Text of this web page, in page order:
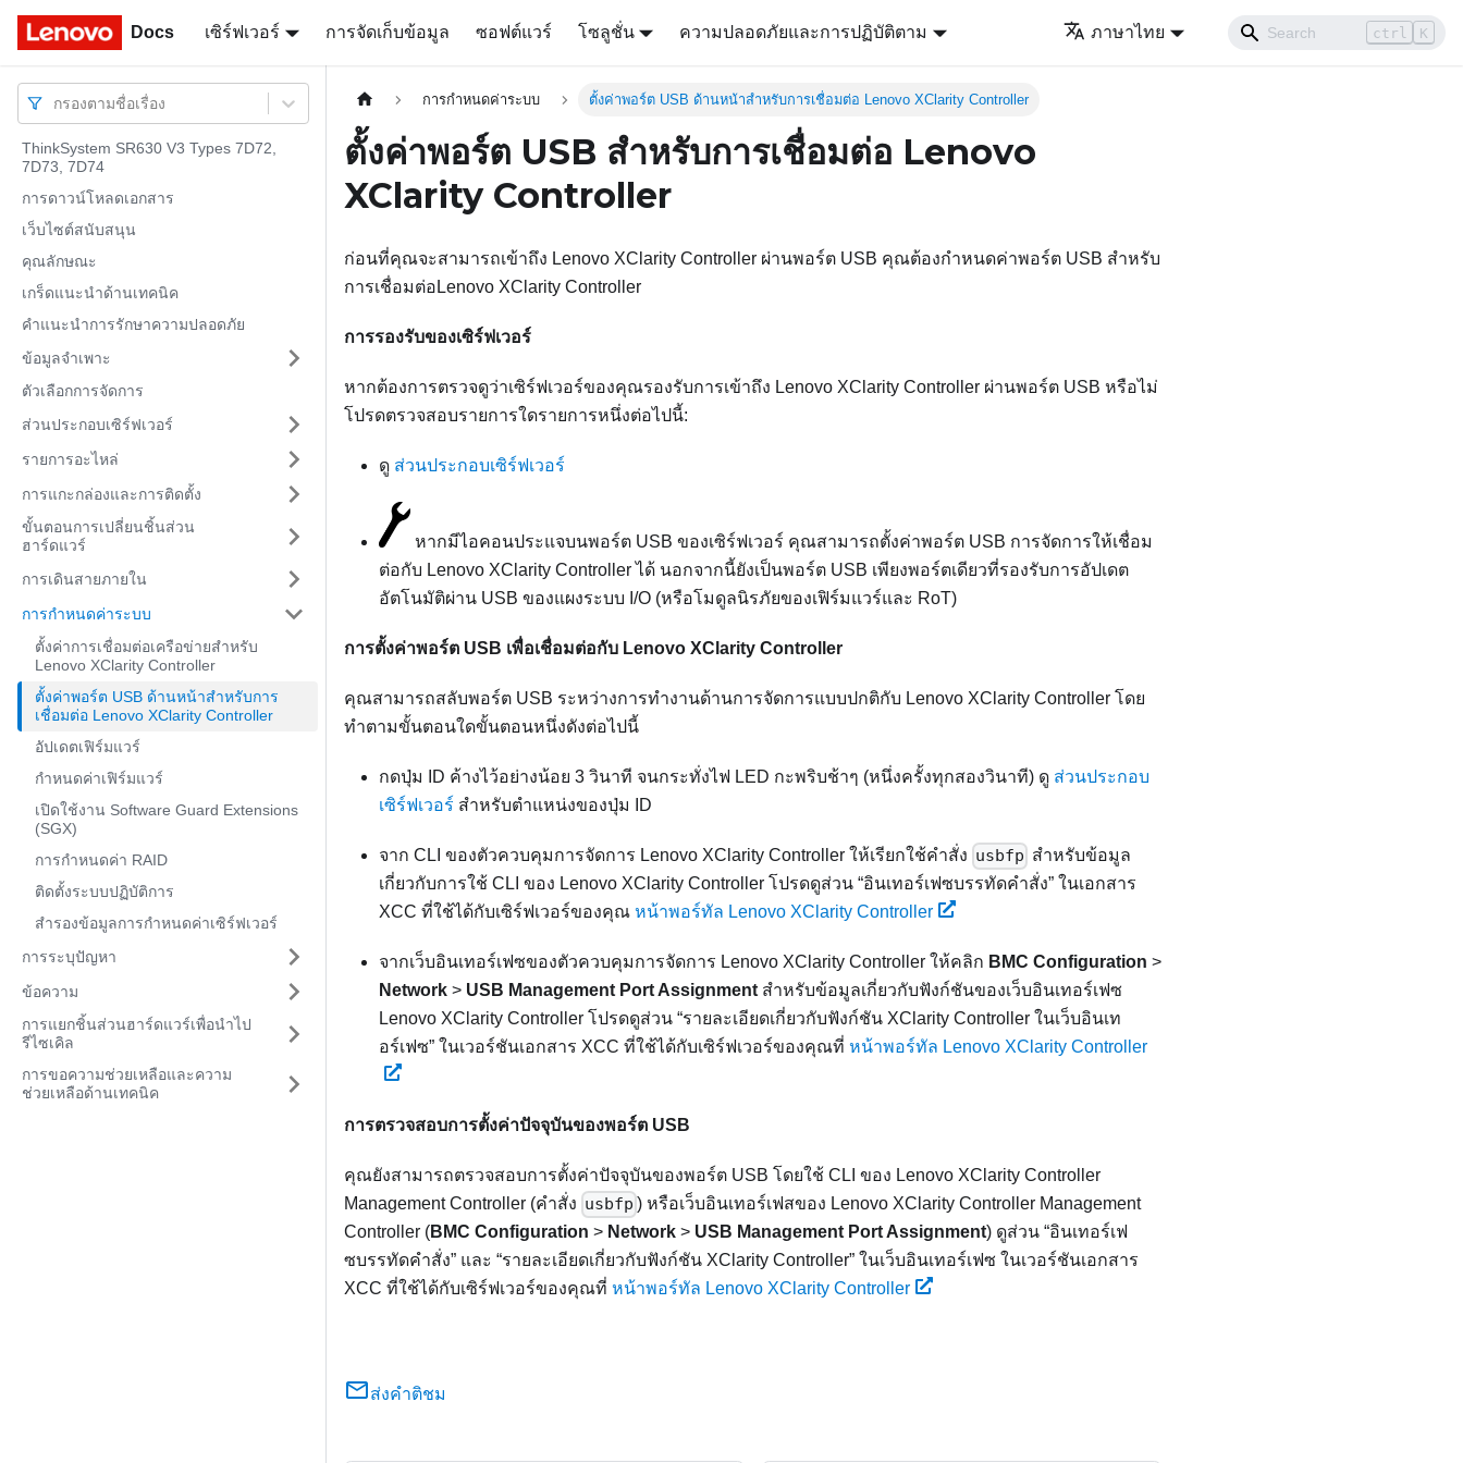
Docs เซิร์ฟเวอร์ การจัดเก็บข้อมูล ซอฟต์แวร์ โซลูชั่น ความปลอดภัยและการปฏิบัติตาม ภาษาไทย ctrl K
Docs
กรองตามชื่อเรื่อง
ThinkSystem SR630 V3 Types 7D72,
7D73, 7D74
การดาวน์โหลดเอกสาร
เว็บไซต์สนับสนุน
คุณลักษณะ
เกร็ดแนะนำด้านเทคนิค
คำแนะนำการรักษาความปลอดภัย
ข้อมูลจำเพาะ
ตัวเลือกการจัดการ
ส่วนประกอบเซิร์ฟเวอร์
รายการอะไหล่
การแกะกล่องและการติดตั้ง
ขั้นตอนการเปลี่ยนชิ้นส่วน
ฮาร์ดแวร์
การเดินสายภายใน
การกำหนดค่าระบบ
ตั้งค่าการเชื่อมต่อเครือข่ายสำหรับ
Lenovo XClarity Controller
ตั้งค่าพอร์ต USB ด้านหน้าสำหรับการ
เชื่อมต่อ Lenovo XClarity Controller
อัปเดตเฟิร์มแวร์
กำหนดค่าเฟิร์มแวร์
เปิดใช้งาน Software Guard Extensions
(SGX)
การกำหนดค่า RAID
ติดตั้งระบบปฏิบัติการ
สำรองข้อมูลการกำหนดค่าเซิร์ฟเวอร์
การระบุปัญหา
ข้อความ
การแยกชิ้นส่วนฮาร์ดแวร์เพื่อนำไป
รีไซเคิล
การขอความช่วยเหลือและความ
ช่วยเหลือด้านเทคนิค
การกำหนดค่าระบบ ตั้งค่าพอร์ต USB ด้านหน้าสำหรับการเชื่อมต่อ Lenovo XClarity Controller
ตั้งค่าพอร์ต USB สำหรับการเชื่อมต่อ Lenovo
XClarity Controller
ก่อนที่คุณจะสามารถเข้าถึง Lenovo XClarity Controller ผ่านพอร์ต USB คุณต้องกำหนดค่าพอร์ต USB สำหรับ
การเชื่อมต่อ Lenovo XClarity Controller
การรองรับของเซิร์ฟเวอร์
หากต้องการตรวจดูว่าเซิร์ฟเวอร์ของคุณรองรับการเข้าถึง Lenovo XClarity Controller ผ่านพอร์ต USB หรือไม่
โปรดตรวจสอบรายการใดรายการหนึ่งต่อไปนี้:
ดู ส่วนประกอบเซิร์ฟเวอร์
หากมีไอคอนประแจบนพอร์ต USB ของเซิร์ฟเวอร์ คุณสามารถตั้งค่าพอร์ต USB การจัดการให้เชื่อม
ต่อกับ Lenovo XClarity Controller ได้ นอกจากนี้ยังเป็นพอร์ต USB เพียงพอร์ตเดียวที่รองรับการอัปเดต
อัตโนมัติผ่าน USB ของแผงระบบ I/O (หรือโมดูลนิรภัยของเฟิร์มแวร์และ RoT)
การตั้งค่าพอร์ต USB เพื่อเชื่อมต่อกับ Lenovo XClarity Controller
คุณสามารถสลับพอร์ต USB ระหว่างการทำงานด้านการจัดการแบบปกติกับ Lenovo XClarity Controller โดย
ทำตามขั้นตอนใดขั้นตอนหนึ่งดังต่อไปนี้
กดปุ่ม ID ค้างไว้อย่างน้อย 3 วินาที จนกระทั่งไฟ LED กะพริบช้าๆ (หนึ่งครั้งทุกสองวินาที) ดู ส่วนประกอบ
เซิร์ฟเวอร์ สำหรับตำแหน่งของปุ่ม ID
จาก CLI ของตัวควบคุมการจัดการ Lenovo XClarity Controller ให้เรียกใช้คำสั่ง usbfp สำหรับข้อมูล
เกี่ยวกับการใช้ CLI ของ Lenovo XClarity Controller โปรดดูส่วน อินเทอร์เฟซบรรทัดคำสั่ง ในเอกสาร
XCC ที่ใช้ได้กับเซิร์ฟเวอร์ของคุณ หน้าพอร์ทัล Lenovo XClarity Controller
จากเว็บอินเทอร์เฟซของตัวควบคุมการจัดการ Lenovo XClarity Controller ให้คลิก BMC Configuration >
Network > USB Management Port Assignmentสำหรับข้อมูลเกี่ยวกับฟังก์ชันของเว็บอินเทอร์เฟซ
Lenovo XClarity Controller โปรดดูส่วน รายละเอียดเกี่ยวกับฟังก์ชัน XClarity Controller ในเว็บอินเท
อร์เฟซ ในเวอร์ชันเอกสาร XCC ที่ใช้ได้กับเซิร์ฟเวอร์ของคุณที่ หน้าพอร์ทัล Lenovo XClarity Controller
การตรวจสอบการตั้งค่าปัจจุบันของพอร์ต USB
คุณยังสามารถตรวจสอบการตั้งค่าปัจจุบันของพอร์ต USB โดยใช้ CLI ของ Lenovo XClarity Controller
Management Controller (คำสั่ง usbfp ) หรือเว็บอินเทอร์เฟสของ Lenovo XClarity Controller Management
Controller (BMC Configuration > Network > USB Management Port Assignment) ดูส่วน อินเทอร์เฟ
ซบรรทัดคำสั่ง
และ รายละเอียดเกี่ยวกับฟังก์ชัน XClarity Controller ในเว็บอินเทอร์เฟซ ในเวอร์ชันเอกสาร
XCC ที่ใช้ได้กับเซิร์ฟเวอร์ของคุณที่ หน้าพอร์ทัล Lenovo XClarity Controller
ส่งคำติชม